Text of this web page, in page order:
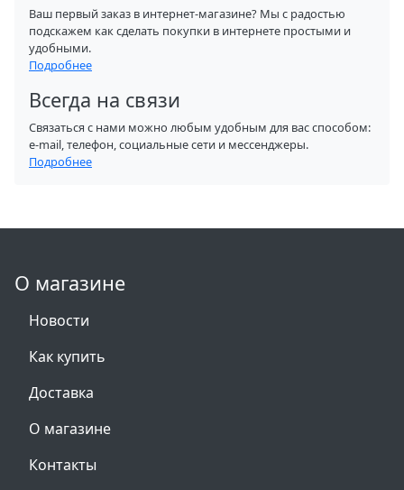
Ваш первый заказ в интернет-магазине? Мы с радостью
подскажем как сделать покупки в интернете простыми и
удобными.
Подробнее
Всегда на связи
Связаться с нами можно любым удобным для вас способом:
e-mail, телефон, социальные сети и мессенджеры.
Подробнее
О магазине
Новости
Как купить
Доставка
О магазине
Контакты